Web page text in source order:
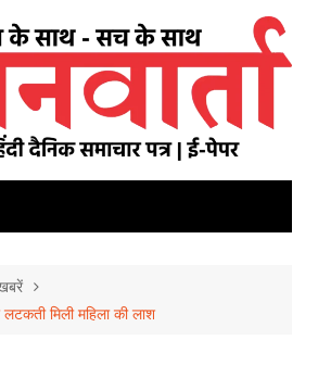
मिली महिला की लाश